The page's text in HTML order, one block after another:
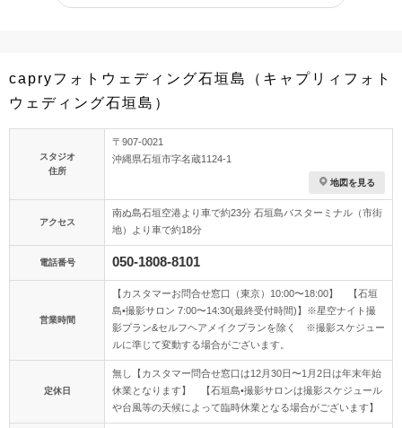
capryフォトウェディング石垣島（キャプリィフォト
ウェディング石垣島）
スタジオ
住所
〒907-0021
沖縄県石垣市字名蔵1124-1
地図を見る
アクセス
南ぬ島石垣空港より車で約23分 石垣島バスターミナル（市街
地）より車で約18分
電話番号 050-1808-8101
営業時間
【カスタマーお問合せ窓口（東京）10:00〜18:00】 【石垣
島•撮影サロン 7:00〜14:30(最終受付時間)】※星空ナイト撮
影プラン&セルフヘアメイクプランを除く ※撮影スケジュー
ルに準じて変動する場合がございます。
定休日
無し【カスタマー問合せ窓口は12月30日〜1月2日は年末年始
休業となります】 【石垣島•撮影サロンは撮影スケジュール
や台風等の天候によって臨時休業となる場合がございます】